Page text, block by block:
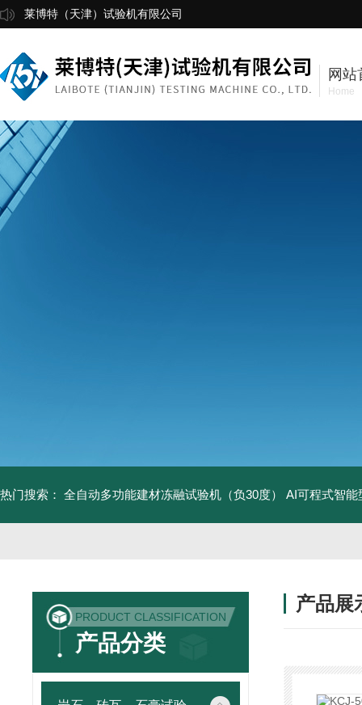
莱博特（天津）试验机有限公司
网站
Home
热门搜索： 全自动多功能建材冻融试验机（负30度） AI可程式智能
PRODUCT CLASSIFICATION
产品分类
产品展